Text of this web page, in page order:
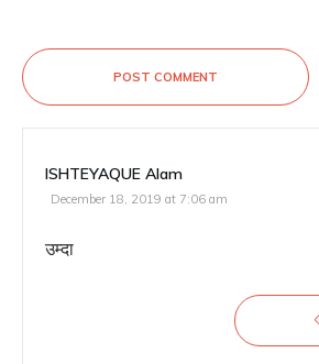
POST COMMENT
ISHTEYAQUE Alam
December 18, 2019 at 7:06 am
उम्दा